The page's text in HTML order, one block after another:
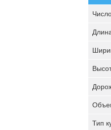
Тип